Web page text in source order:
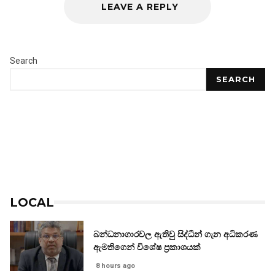
LEAVE A REPLY
Search
SEARCH
LOCAL
බන්ධනාගාරවල ඇතිවු සිද්ධීන් ගැන අධිකරණ
ඇමතිගෙන් විශේෂ ප්‍රකාශයක්
8 hours ago